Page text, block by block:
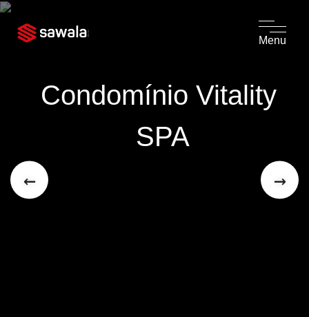
Menu
← →
Condomínio Vitality
SPA